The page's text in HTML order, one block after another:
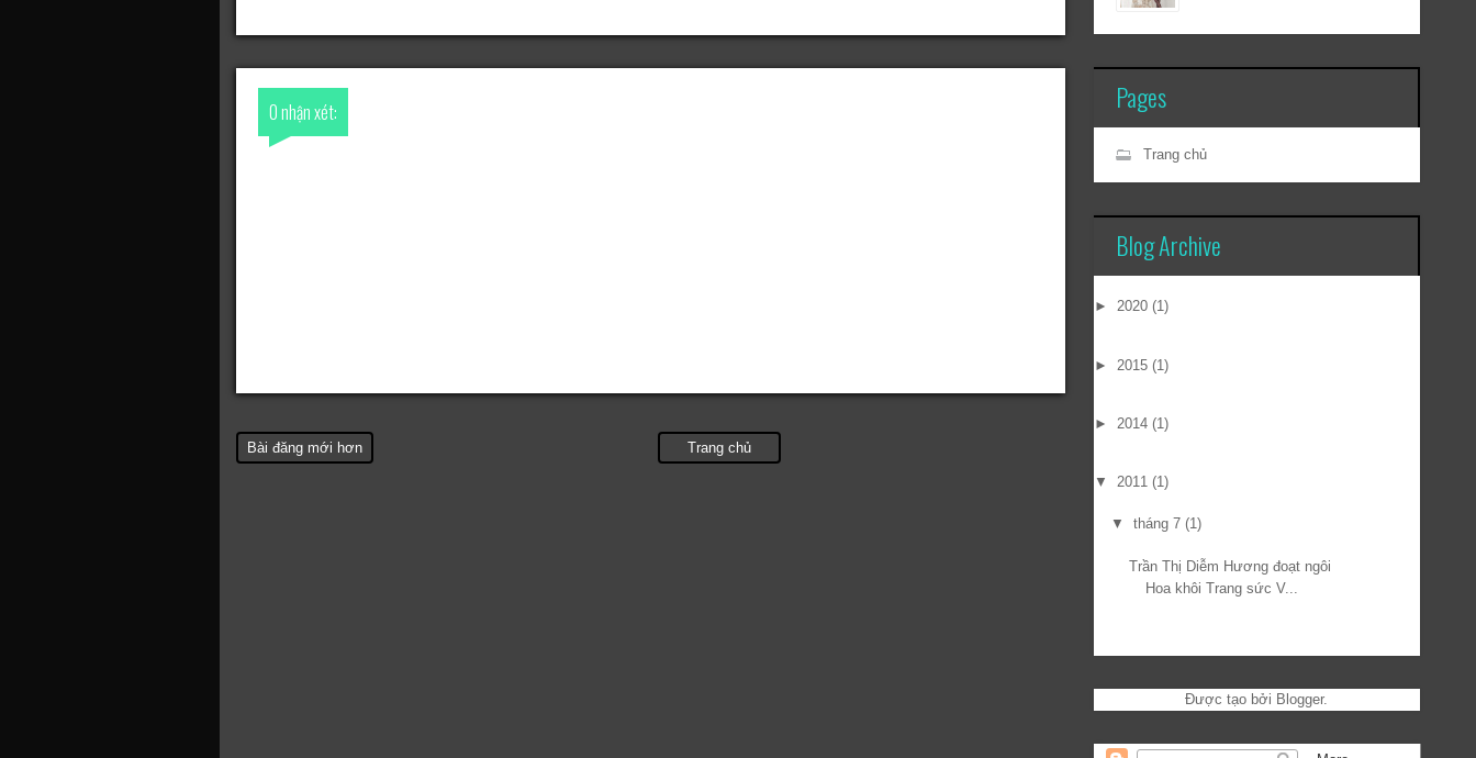
0 nhận xét:
Bài đăng mới hơn Trang chủ
Pages
Trang chủ
Blog Archive
► 2020 (1)
► 2015 (1)
► 2014 (1)
▼ 2011 (1)
▼tháng 7(1)
Trần Thị Diễm Hương đoạt ngôi
Hoa khôi Trang sức V...
Được tạo bởi Blogger.